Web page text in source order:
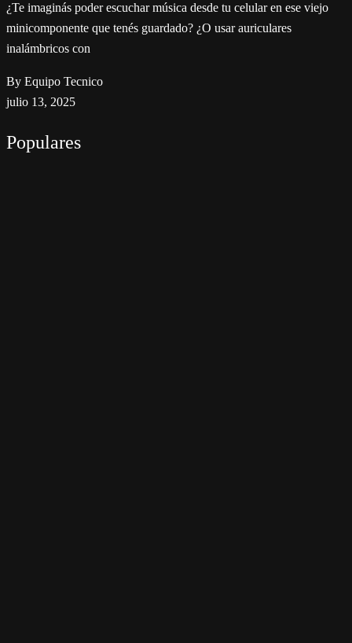
¿Te imaginás poder escuchar música desde tu celular en ese viejo
minicomponente que tenés guardado? ¿O usar auriculares
inalámbricos con
By Equipo Tecnico
julio 13, 2025
Populares